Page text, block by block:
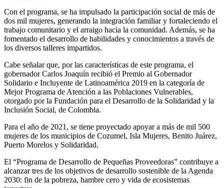
Con el programa, se ha impulsado la participación social de más de
dos mil mujeres, generando la integración familiar y fortaleciendo el
trabajo comunitario y el arraigo hacia la comunidad. Además, se ha
fomentado el desarrollo de habilidades y conocimientos a través de
los diversos talleres impartidos.
Cabe señalar que, por las características de este programa, el
gobernador Carlos Joaquín recibió el Premio al Gobernador
Solidario e Incluyente de Latinoamérica 2019 en la categoría de
Mejor Programa de Atención a las Poblaciones Vulnerables,
otorgado por la Fundación para el Desarrollo de la Solidaridad y la
Inclusión Social, de Colombia.
Para el año de 2021, se tiene proyectado apoyar a más de mil 500
mujeres de los municipios de Cozumel, Isla Mujeres, Benito Juárez,
Puerto Morelos y Solidaridad.
El “Programa de Desarrollo de Pequeñas Proveedoras” contribuye a
alcanzar tres de los objetivos de desarrollo sostenible de la Agenda
2030: fin de la pobreza, hambre cero y vida de ecosistemas